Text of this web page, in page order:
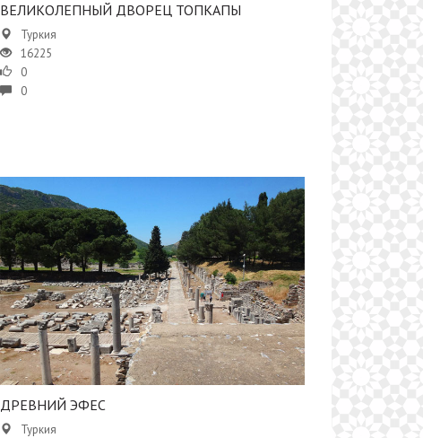
ВЕЛИКОЛЕПНЫЙ ДВОРЕЦ ТОПКАПЫ
Туркия
16225
0
0
​​ДРЕВНИЙ ЭФЕС
Туркия